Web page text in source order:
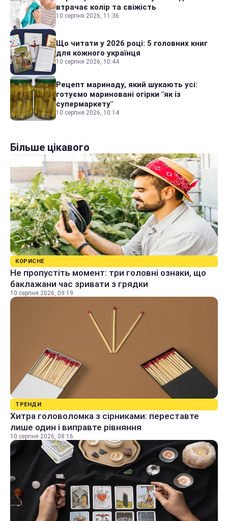
втрачає колір та свіжість
10 серпня 2026, 11:36
Що читати у 2026 році: 5 головних книг
для кожного українця
10 серпня 2026, 10:44
Рецепт маринаду, який шукають усі:
готуємо мариновані огірки "як із
супермаркету"
10 серпня 2026, 10:14
Більше цікавого
КОРИСНЕ
Не пропустіть момент: три головні ознаки, що
баклажани час зривати з грядки
10 серпня 2026, 09:19
ТРЕНДИ
Хитра головоломка з сірниками: переставте
лише один і виправте рівняння
10 серпня 2026, 08:16